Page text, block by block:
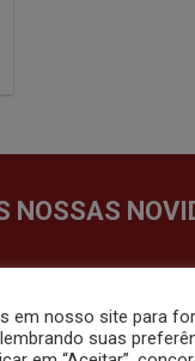
NOSSAS
em nosso site para
suas